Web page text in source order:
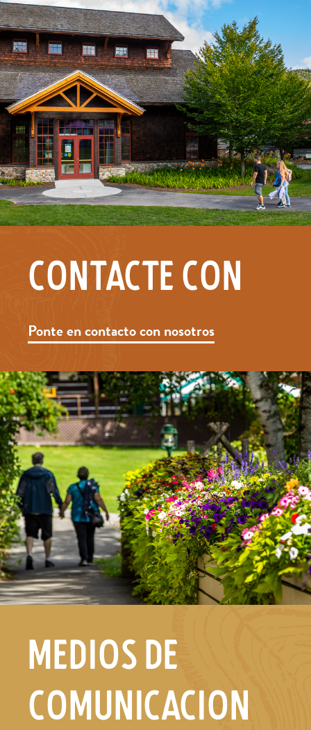
CONTACTE CON
Ponte en contacto con nosotros
MEDIOS DE
COMUNICACIÓN